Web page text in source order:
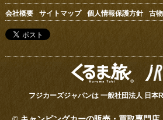
会社概要 サイトマップ 個人情報保護方針 古
フジカーズジャパンは 一般社団法人 日本